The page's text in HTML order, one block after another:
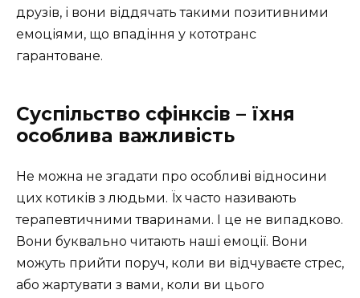
друзів, і вони віддячать такими позитивними
емоціями, що впадіння у кототранс
гарантоване.
Суспільство сфінксів – їхня
особлива важливість
Не можна не згадати про особливі відносини
цих котиків з людьми. Їх часто називають
терапевтичними тваринами. І це не випадково.
Вони буквально читають наші емоції. Вони
можуть прийти поруч, коли ви відчуваєте стрес,
або жартувати з вами, коли ви цього